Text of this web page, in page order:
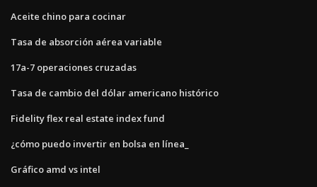
Aceite chino para cocinar
Tasa de absorción aérea variable
17a-7 operaciones cruzadas
Tasa de cambio del dólar americano histórico
Fidelity flex real estate index fund
¿cómo puedo invertir en bolsa en línea_
Gráfico amd vs intel